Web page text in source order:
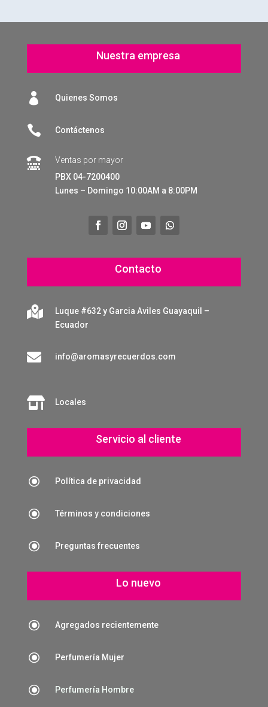
Nuestra empresa
 Quienes Somos
 Contáctenos

Ventas por mayor
PBX 04-7200400
Lunes – Domingo 10:00AM a 8:00PM
Contacto

Luque #632 y Garcia Aviles Guayaquil –
Ecuador
 info@aromasyrecuerdos.com
 Locales
Servicio al cliente
\ Política de privacidad
\ Términos y condiciones
\ Preguntas frecuentes
Lo nuevo
\ Agregados recientemente
\ Perfumería Mujer
\ Perfumería Hombre